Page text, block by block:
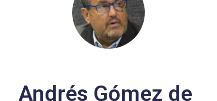
Andrés Gómez de